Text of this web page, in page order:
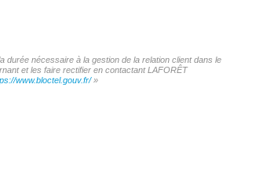
nécessaire à la gestion de la relation client dans le
et les faire rectifier en contactant LAFORÊT
www.bloctel.gouv.fr/»